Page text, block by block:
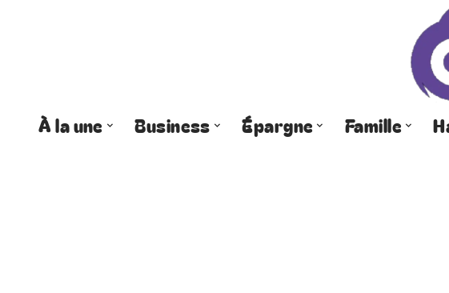
À la une Business Épargne Famille